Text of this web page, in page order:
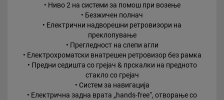
• Ниво 2 на системи за помош при возење
• Безжичен полнач
• Електрични надворешни ретровизори на
преклопување
• Прегледност на слепи агли
• Електрохроматски внатрешен ретровизор без рамка
• Предни седишта со грејач & прскалки на предното
стакло со грејач
• Систем за навигација
• Електрична задна врата „hands-free“, отворање со